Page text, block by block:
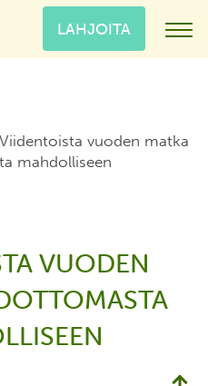
LAHJOITA
Viidentoista vuoden matka
mahdolliseen
VUODEN